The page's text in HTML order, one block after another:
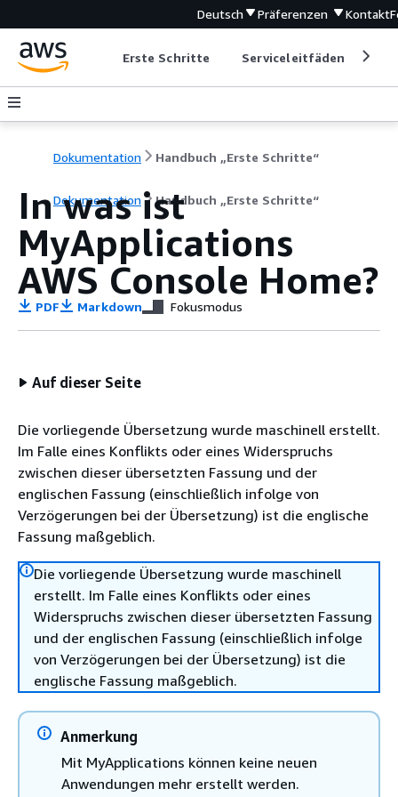
Deutsch Präferenzen Kontakt
Erste Schritte Serviceleitfäden
Dokumentation Handbuch „Erste Schritte“
Dokumentation Handbuch „Erste Schritte“
In was ist
MyApplications
AWS Console Home?
PDF Markdown Fokusmodus
Auf dieser Seite
Die vorliegende Übersetzung wurde maschinell erstellt.
Im Falle eines Konflikts oder eines Widerspruchs
zwischen dieser übersetzten Fassung und der
englischen Fassung (einschließlich infolge von
Verzögerungen bei der Übersetzung) ist die englische
Fassung maßgeblich.
Die vorliegende Übersetzung wurde maschinell
erstellt. Im Falle eines Konflikts oder eines
Widerspruchs zwischen dieser übersetzten Fassung
und der englischen Fassung (einschließlich infolge
von Verzögerungen bei der Übersetzung) ist die
englische Fassung maßgeblich.
Anmerkung
Mit MyApplications können keine neuen
Anwendungen mehr erstellt werden.